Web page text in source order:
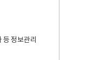
등 정보관리